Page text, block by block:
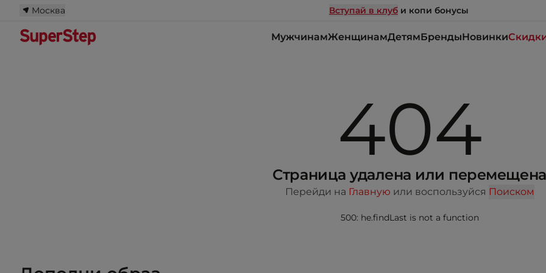
Москва Вступай в клуб и копи бонусы
МужчинамЖенщинамДетямБрендыНовинки
404
Страница удалена или перемещена
Перейди на Главную или воспользуйся Поиском
500: he.findLast is not a function